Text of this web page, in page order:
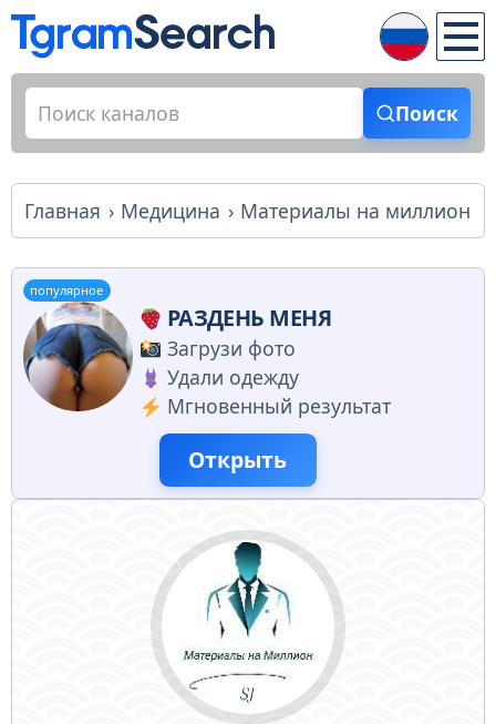
Поиск
Главная Медицина Материалы на миллион
популярное
РАЗДЕНЬ МЕНЯ
Загрузи фото
Удали одежду
Мгновенный результат
Открыть